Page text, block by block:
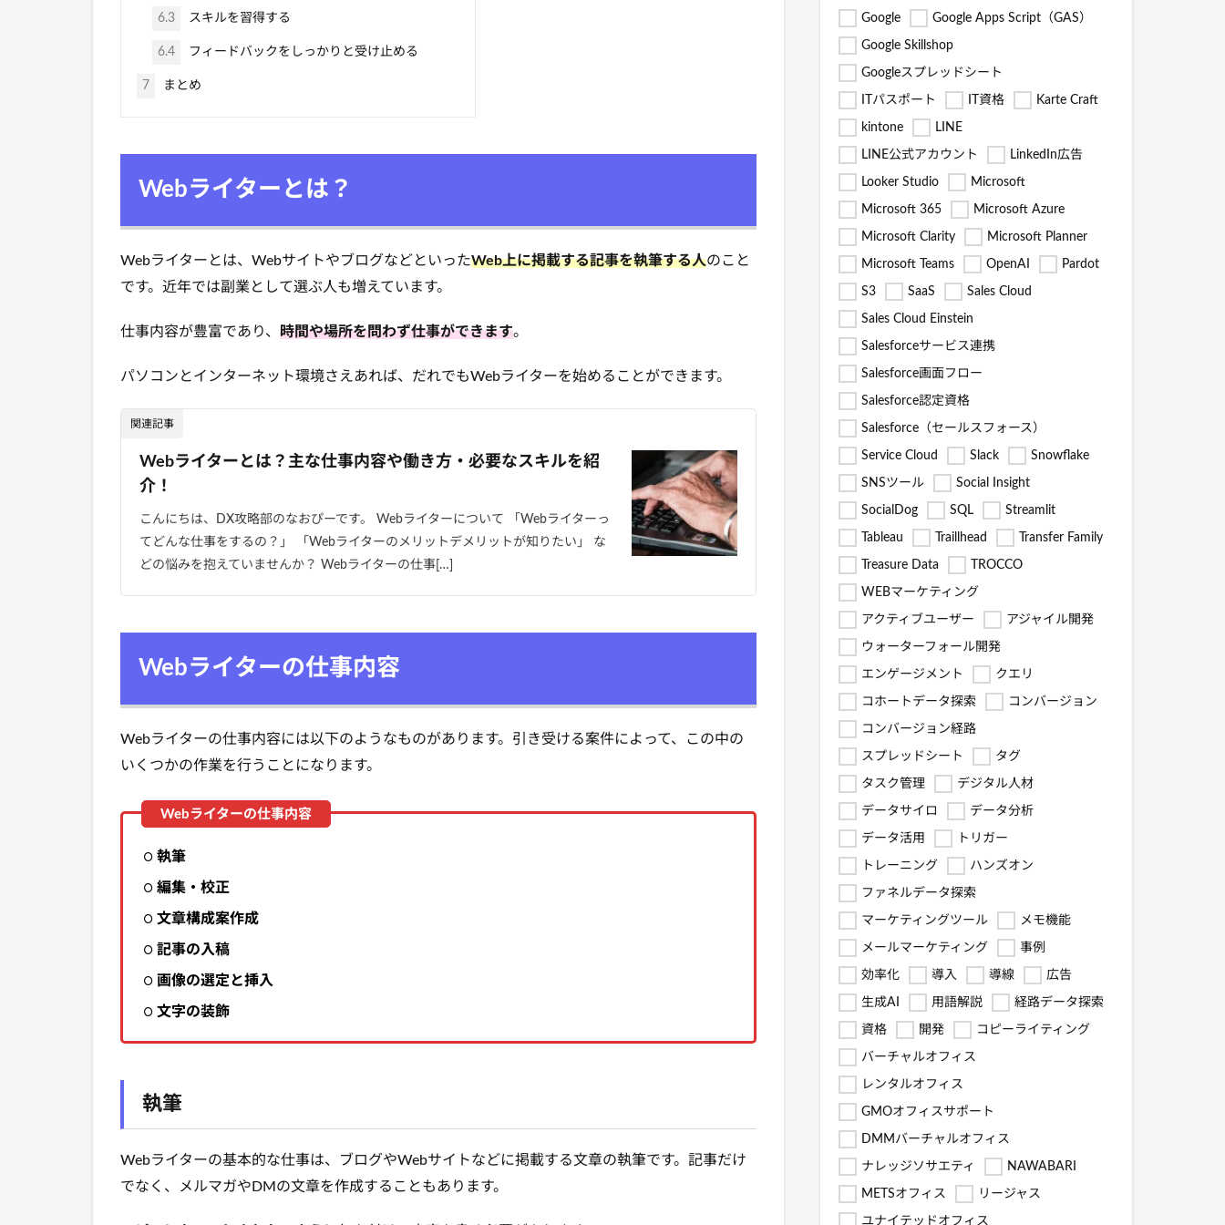
6.3 スキルを習得する
6.4 フィードバックをしっかりと受け止める
7 まとめ
Webライターとは？
Webライターとは、WebサイトやブログなどといったWeb上に掲載する記事を執筆する人のこと
です。近年では副業として選ぶ人も増えています。
仕事内容が豊富であり、 時間や場所を問わず仕事ができます。
パソコンとインターネット環境さえあれば、だれでもWebライターを始めることができます。
関連記事
Webライターとは？主な仕事内容や働き方・必要なスキルを紹
介！
こんにちは、DX攻略部のなおぴーです。 Webライターについて 「Webライターっ
てどんな仕事をするの？」 「Webライターのメリットデメリットが知りたい」 な
どの悩みを抱えていませんか？ Webライターの仕事[…]
Webライターの仕事内容
Webライターの仕事内容には以下のようなものがあります。引き受ける案件によって、この中の
いくつかの作業を行うことになります。
執筆
編集・校正
文章構成案作成
記事の入稿
画像の選定と挿入
文字の装飾
執筆
Webライターの基本的な仕事は、ブログやWebサイトなどに掲載する文章の執筆です。記事だけ
でなく、メルマガやDMの文章を作成することもあります。
Google Google Apps Script（GAS）
Google Skillshop
Googleスプレッドシート
ITパスポート IT資格 Karte Craft
kintone LINE
LINE公式アカウント LinkedIn広告
Looker Studio Microsoft
Microsoft 365 Microsoft Azure
Microsoft Clarity Microsoft Planner
Microsoft Teams OpenAI Pardot
S3 SaaS Sales Cloud
Sales Cloud Einstein
Salesforceサービス連携
Salesforce画面フロー
Salesforce認定資格
Salesforce（セールスフォース）
Service Cloud Slack Snowflake
SNSツール Social Insight
SocialDog SQL Streamlit
Tableau Traillhead Transfer Family
Treasure Data TROCCO
WEBマーケティング
アクティブユーザー アジャイル開発
ウォーターフォール開発
エンゲージメント クエリ
コホートデータ探索 コンバージョン
コンバージョン経路
スプレッドシート タグ
タスク管理 デジタル人材
データサイロ データ分析
データ活用 トリガー
トレーニング ハンズオン
ファネルデータ探索
マーケティングツール メモ機能
メールマーケティング 事例
効率化 導入 導線 広告
生成AI 用語解説 経路データ探索
資格 開発 コピーライティング
バーチャルオフィス
レンタルオフィス
GMOオフィスサポート
DMMバーチャルオフィス
ナレッジソサエティ NAWABARI
METSオフィス リージャス
ユナイテッドオフィス